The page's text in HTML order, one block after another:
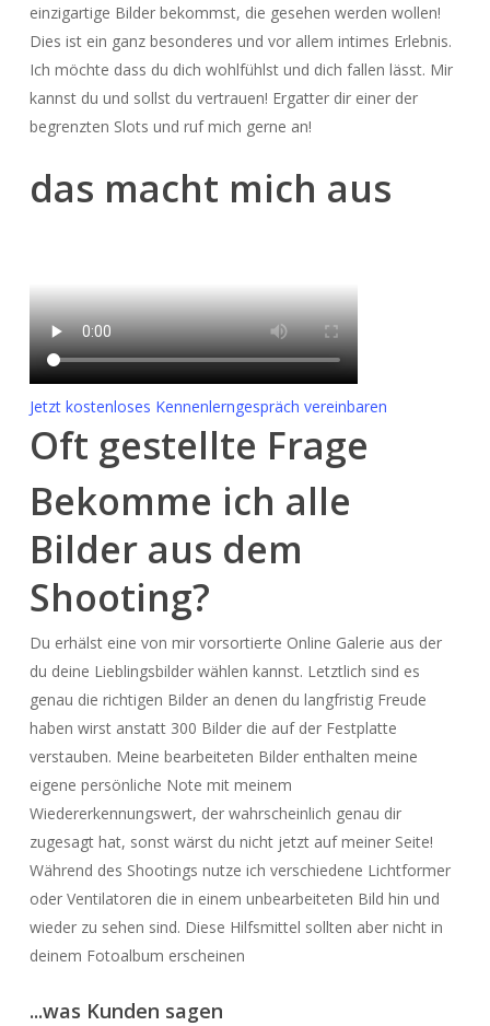
einzigartige Bilder bekommst, die gesehen werden wollen!
Dies ist ein ganz besonderes und vor allem intimes Erlebnis.
Ich möchte dass du dich wohlfühlst und dich fallen lässt. Mir
kannst du und sollst du vertrauen! Ergatter dir einer der
begrenzten Slots und ruf mich gerne an!
das macht mich aus
Jetzt kostenloses Kennenlerngespräch vereinbaren
Oft gestellte Frage
Bekomme ich alle
Bilderaus dem
Shooting?
Du erhälst eine von mir vorsortierte Online Galerie aus der
du deine Lieblingsbilder wählen kannst. Letztlich sind es
genau die richtigen Bilder an denen du langfristig Freude
haben wirst anstatt 300 Bilder die auf der Festplatte
verstauben. Meine bearbeiteten Bilder enthalten meine
eigene persönliche Note mit meinem
Wiedererkennungswert, der wahrscheinlich genau dir
zugesagt hat, sonst wärst du nicht jetzt auf meiner Seite!
Während des Shootings nutze ich verschiedene Lichtformer
oder Ventilatoren die in einem unbearbeiteten Bild hin und
wieder zu sehen sind. Diese Hilfsmittel sollten aber nicht in
deinem Fotoalbum erscheinen
...was Kunden sagen